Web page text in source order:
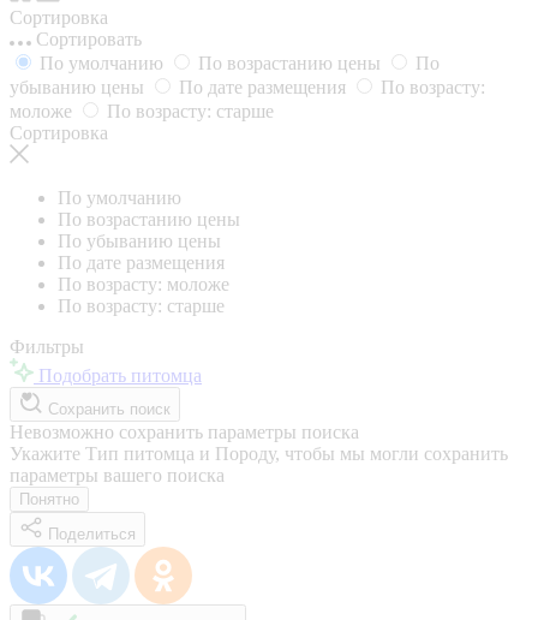
Сортировка
Сортировать
По умолчанию
По возрастанию цены
По
убыванию цены
По дате размещения
По возрасту:
моложе
По возрасту: старше
Сортировка
По умолчанию
По возрастанию цены
По убыванию цены
По дате размещения
По возрасту: моложе
По возрасту: старше
Фильтры
Подобрать питомца
Сохранить поиск
Невозможно сохранить параметры поиска
Укажите Тип питомца и Породу, чтобы мы могли сохранить
параметры вашего поиска
Понятно
Поделиться